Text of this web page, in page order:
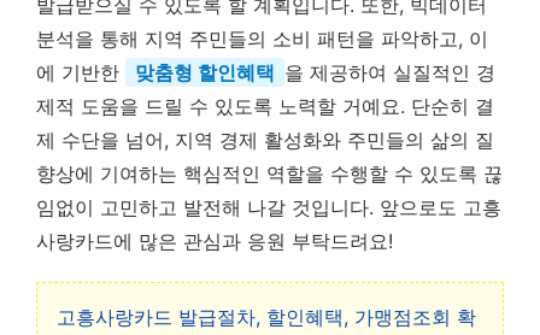
분석을 통해 지역 주민들의 소비 패턴을 파악하고, 이
에 기반한
맞춤형 할인혜택 을 제공하여 실질적인 경
제적 도움을 드릴 수 있도록 노력할 거예요. 단순히 결
제 수단을 넘어, 지역 경제 활성화와 주민들의 삶의 질
향상에 기여하는 핵심적인 역할을 수행할 수 있도록 끊
임없이 고민하고 발전해 나갈 것입니다. 앞으로도 고흥
사랑카드에 많은 관심과 응원 부탁드려요!
고흥사랑카드 발급절차, 할인혜택, 가맹점조회 확